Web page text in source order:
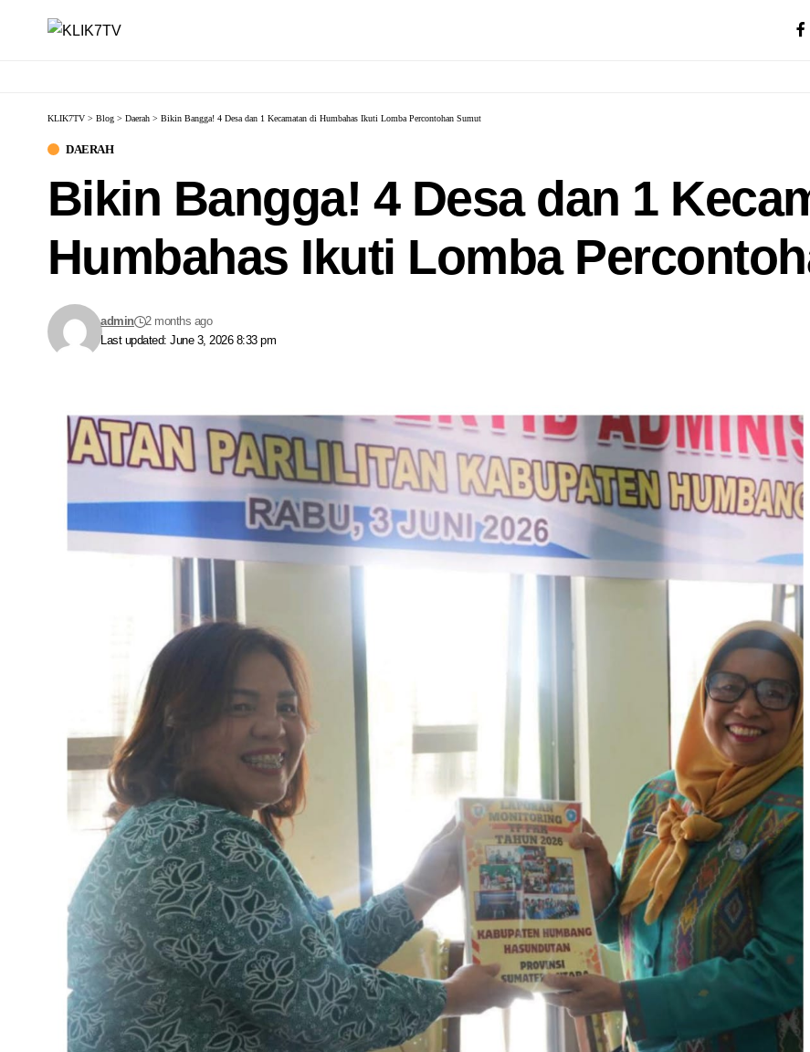
KLIK7TV > Blog > Daerah > Bikin Bangga! 4 Desa dan 1 Kecamatan di Humbahas Ikuti Lomba Percontohan Sumut
DAERAH
Bikin Bangga! 4 Desa dan 1
Humbahas Ikuti Lomba
Last updated: June 3, 2026 8:33 pm
admin 2 months ago